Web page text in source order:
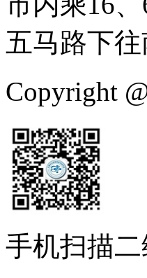
五马路下往
Copyright
手机扫描